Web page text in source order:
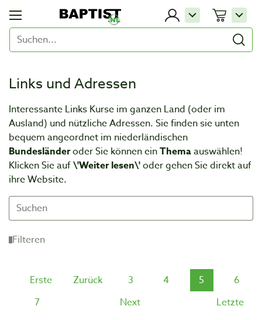
Links und Adressen
Interessante Links Kurse im ganzen Land (oder im
Ausland) und nützliche Adressen. Sie finden sie unten
bequem angeordnet im niederländischen
Bundesländeroder Sie können einThemaauswählen!
Klicken Sie auf\'Weiter lesen\'oder gehen Sie direkt auf
ihre Website.
Filteren
Erste Zurück 3 4 5
6
7
Next Letzte